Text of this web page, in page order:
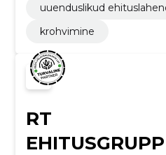
uuenduslikud
krohvimine
RT
EHITUSGRUPP